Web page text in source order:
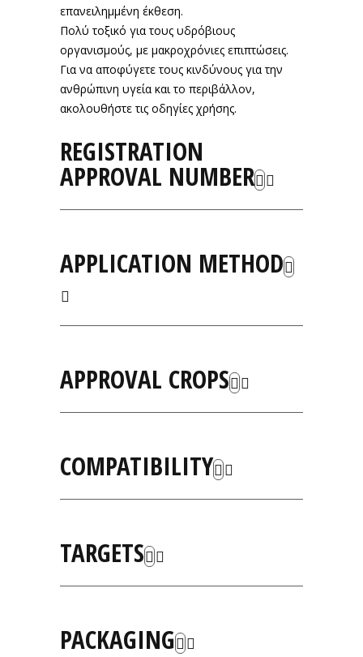
επανειλημμένη έκθεση.
Πολύ τοξικό για τους υδρόβιους
οργανισμούς, με μακροχρόνιες επιπτώσεις.
Για να αποφύγετε τους κινδύνους για την
ανθρώπινη υγεία και το περιβάλλον,
ακολουθήστε τις οδηγίες χρήσης.
REGISTRATION
APPROVAL NUMBER
APPLICATION METHOD
APPROVAL CROPS
COMPATIBILITY
TARGETS
PACKAGING